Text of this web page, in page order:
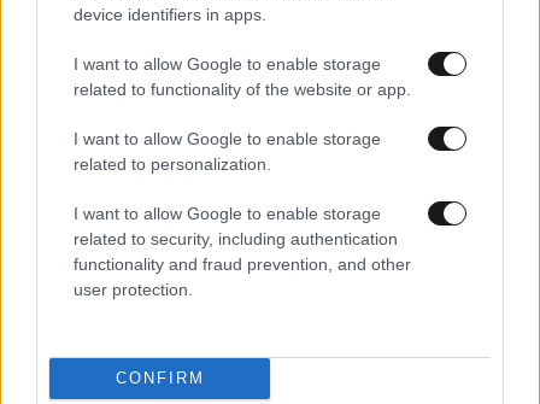
device identifiers in apps.
I want to allow Google to enable storage
related to functionality of the website or app.
I want to allow Google to enable storage
related to personalization.
I want to allow Google to enable storage
related to security, including authentication
functionality and fraud prevention, and other
user protection.
CONFIRM
ΣΧΌΛΙΑ ΑΝΑΓΝΩΣΤΏΝ
ΠΡΟΣΘΕΣΤΕ ΤΟ ΣΧΟΛΙΟ ΣΑΣ